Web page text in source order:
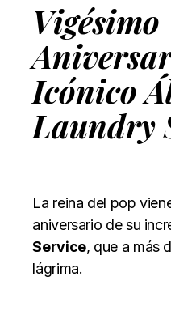
Vigésimo
Icónico
Laundry
La reina del pop
aniversario de su
Service, que a más
lágrima.